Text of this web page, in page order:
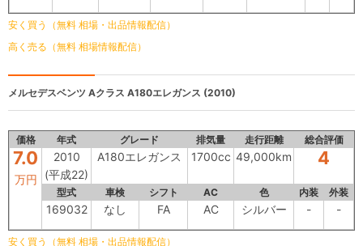
安く買う（無料 相場・出品情報配信）
高く売る（無料 相場情報配信）
メルセデスベンツ Aクラス A180エレガンス (2010)
価格 年式 グレード 排気量 走行距離 総合評価
7.0
万円
2010
(平成22)
A180エレガンス 1700cc 49,000km 4
型式 車検 シフト AC 色 内装 外装
169032 なし FA AC シルバー - -
安く買う（無料 相場・出品情報配信）